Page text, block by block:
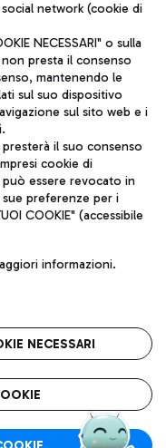
l'aeroporto
con il servizio di taxi a
gustosa in aeroporto
a direzione e
13032990155 P.
00054 Fiumicino (RM)
network (cookie di
NECESSARI" o sulla
presta il consenso
mantenendo le
sul suo dispositivo
sul sito web e i
presterà il suo consenso
cookie di
essere revocato in
preferenze per i
COOKIE" (accessibile
informazioni.
NECESSARI